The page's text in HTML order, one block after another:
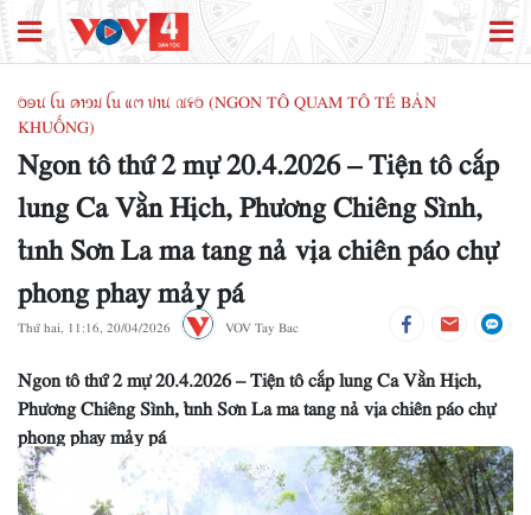
ꪉꪮꪙ ꪶꪕ ꪁꪱꪫꪣ ꪶꪕ ꪵꪔ ꪚꪱꪙ ꪄꪺꪉ (NGON TÔ QUAM TÔ TÉ BẢN
KHUỐNG)
Ngon tô thứ 2 mự 20.4.2026 – Tiện tô cắp
lung Ca Vằn Hịch, Phương Chiêng Sình,
tỉnh Sơn La ma tang nả vịa chiên páo chự
phong phay mảy pá
Thứ hai, 11:16, 20/04/2026 VOV Tay Bac
Ngon tô thứ 2 mự 20.4.2026 – Tiện tô cắp lung Ca Vằn Hịch,
Phương Chiêng Sình, tỉnh Sơn La ma tang nả vịa chiên páo chự
phong phay mảy pá